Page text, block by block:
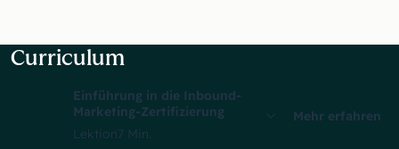
Curriculum
Einführung in die Inbound-
Marketing-Zertifizierung
Lektion7 Min.
Mehr erfahren